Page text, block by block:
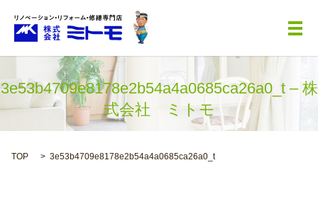
メ
3e53b4709e8178e2b54a4a0685ca26a0_t – 株
式会社 ミトモ
TOP 3e53b4709e8178e2b54a4a0685ca26a0_t